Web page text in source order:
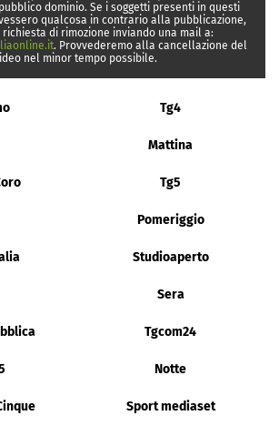
dominio. Se i soggetti presenti in questi
qualcosa in contrario alla pubblicazione,
di rimozione inviando una mail a:
. Provvederemo alla cancellazione del
nel minor tempo possibile.
Tg4
Mattina
Tg5
Pomeriggio
Studioaperto
Sera
Tgcom24
Notte
Sport mediaset